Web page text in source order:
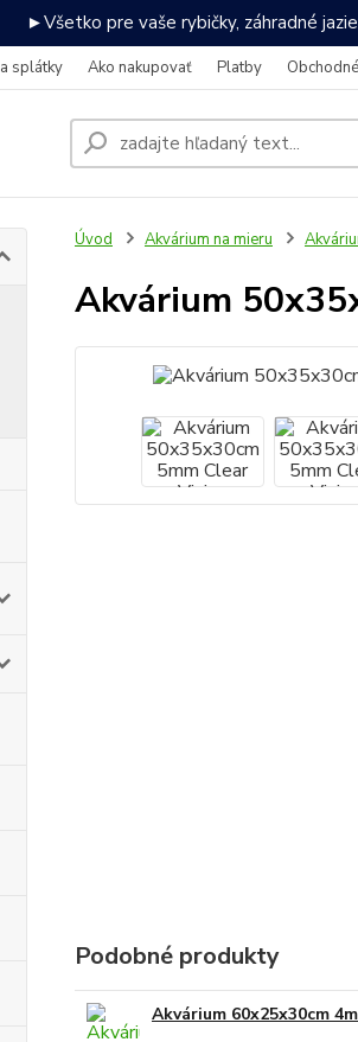
►Všetko pre vaše rybičky, záhradné
splátky Ako nakupovať Platby
Úvod Akvárium na mieru
Akvárium
Podobné produkty
Akvárium 60x25x30cm